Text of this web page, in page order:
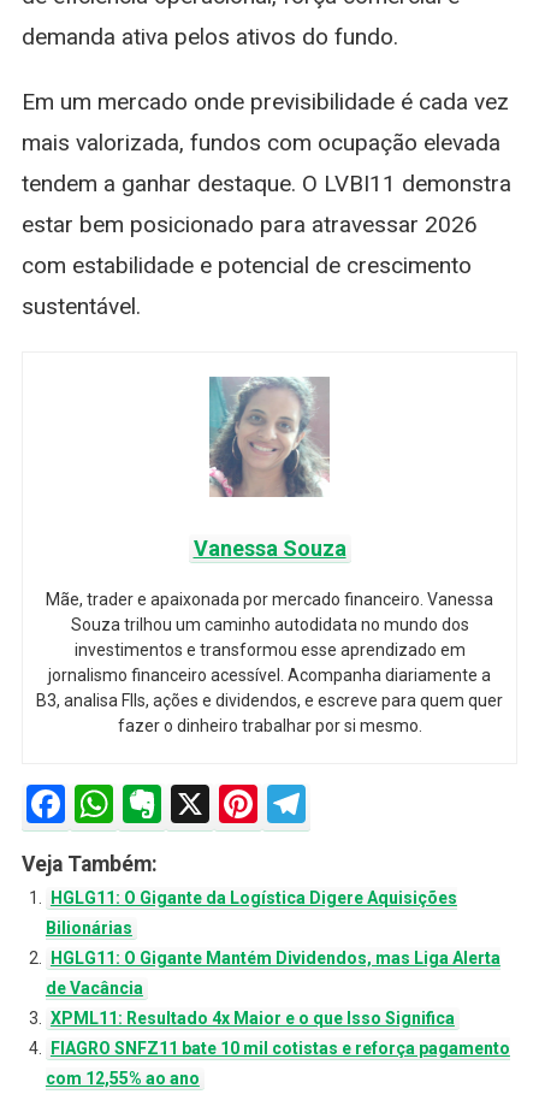
demanda ativa pelos ativos do fundo.
Em um mercado onde previsibilidade é cada vez
mais valorizada, fundos com ocupação elevada
tendem a ganhar destaque. O LVBI11 demonstra
estar bem posicionado para atravessar 2026
com estabilidade e potencial de crescimento
sustentável.
Vanessa Souza
Mãe, trader e apaixonada por mercado financeiro. Vanessa
Souza trilhou um caminho autodidata no mundo dos
investimentos e transformou esse aprendizado em
jornalismo financeiro acessível. Acompanha diariamente a
B3, analisa FIIs, ações e dividendos, e escreve para quem quer
fazer o dinheiro trabalhar por si mesmo.
Facebook
WhatsApp
Evernote
X Pinterest
Telegram
Veja Também:
HGLG11: O Gigante da Logística Digere Aquisições
Bilionárias
HGLG11: O Gigante Mantém Dividendos, mas Liga Alerta
de Vacância
XPML11: Resultado 4x Maior e o que Isso Significa
FIAGRO SNFZ11 bate 10 mil cotistas e reforça pagamento
com 12,55% ao ano